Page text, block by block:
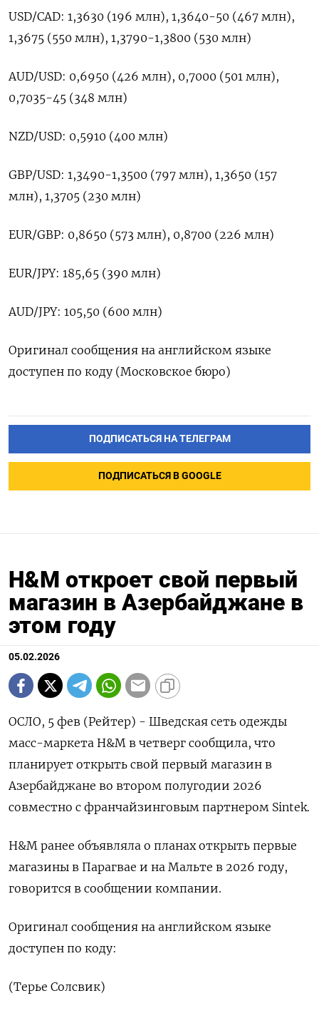
USD/CAD: 1,3630 (196 ⁠млн), 1,3640-50 (467 ‍млн),
1,3675 (550 млн), 1,3790-1,3800 (530 ‌млн)
AUD/USD: 0,6950 (426 млн), 0,7000 (501 млн),
0,7035-45 (348 млн)
NZD/USD: 0,5910 (400 млн)
GBP/USD: 1,3490-1,3500 (797 млн), 1,3650 (157
млн), 1,3705 (230 ‍млн)
EUR/GBP: 0,8650 (573 ‍млн), 0,8700 (226 млн)
EUR/JPY: 185,65 (390 ‍млн)
AUD/JPY: 105,50 (600 млн)
Оригинал сообщения на английском ⁠языке
доступен по коду (Московское бюро)
ПОДПИСАТЬСЯ НА ТЕЛЕГРАМ
ПОДПИСАТЬСЯ В GOOGLE
H&M откроет свой первый
магазин в Азербайджане в
этом году
05.02.2026
ОСЛО, 5 фев (Рейтер) - Шведская ⁠сеть одежды
масс-маркета H&M ⁠в четверг ​сообщила, ⁠что
планирует открыть ⁠свой первый магазин в
‌Азербайджане во ‍втором полугодии ‌2026
совместно с ​франчайзинговым партнером Sintek.
H&M ⁠ранее объявляла ‍о планах ‌открыть первые
магазины в Парагвае и на Мальте в 2026 году,
‍говорится ‍в сообщении компании.
Оригинал сообщения ‍на английском языке
доступен ⁠по коду:
(Терье Солсвик)